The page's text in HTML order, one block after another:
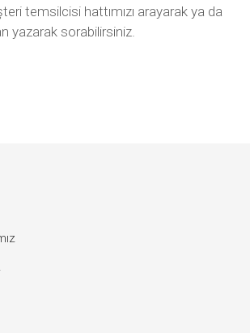
temsilcisi hattımızı arayarak ya da
yazarak sorabilirsiniz.